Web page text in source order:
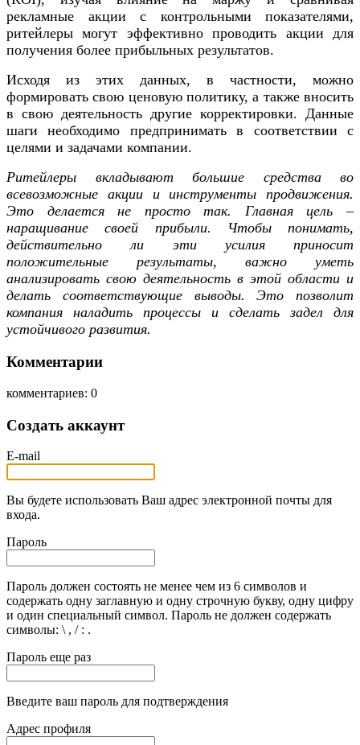
рекламные акции с контрольными показателями,
ритейлеры могут эффективно проводить акции для
получения более прибыльных результатов.
Исходя из этих данных, в частности, можно
формировать свою ценовую политику, а также вносить
в свою деятельность другие корректировки. Данные
шаги необходимо предпринимать в соответствии с
целями и задачами компании.
Ритейлеры вкладывают большие средства во
всевозможные акции и инструменты продвижения.
Это делается не просто так. Главная цель –
наращивание своей прибыли. Чтобы понимать,
действительно ли эти усилия приносит
положительные результаты, важно уметь
анализировать свою деятельность в этой области и
делать соответствующие выводы. Это позволит
компания наладить процессы и сделать задел для
устойчивого развития.
Комментарии
комментариев: 0
Создать аккаунт
E-mail
Вы будете использовать Ваш адрес электронной почты для
входа.
Пароль
Пароль должен состоять не менее чем из 6 символов и
содержать одну заглавную и одну строчную букву, одну цифру
и один специальный символ. Пароль не должен содержать
символы: \ , / : .
Пароль еще раз
Введите ваш пароль для подтверждения
Адрес профиля